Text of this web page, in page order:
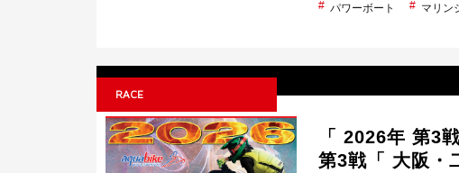
パワーボート マリン
RACE
「 2026年 第3
第3戦「 大阪・